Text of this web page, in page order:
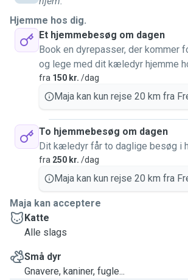
efter arbejde, medmindre det er på ruten
besøg er okay
Hjemme hos dig.
Et hjemmebesøg om dagen
Book en dyrepasser, der kommer
og lege med dit kæledyr hjemme
fra 150 kr. /dag
Maja kan kun rejse 20 km fra
To hjemmebesøg om dagen
Dit kæledyr får to daglige besøg i
fra 250 kr. /dag
Maja kan kun rejse 20 km fra
Maja kan acceptere
Katte
Alle slags
Små dyr
Gnavere, kaniner, fugle...